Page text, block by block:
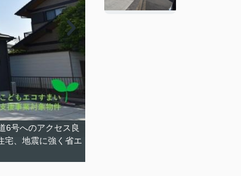
6号へのアクセス良
宅、地震に強く省エ